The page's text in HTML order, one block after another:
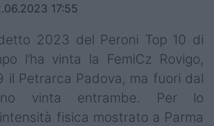
Cup
17:55
2023 del Peroni Top 10 di
l’ha vinta la FemiCz Rovigo,
il Petrarca Padova, ma fuori dal
vinta entrambe. Per lo
fisica mostrato a Parma